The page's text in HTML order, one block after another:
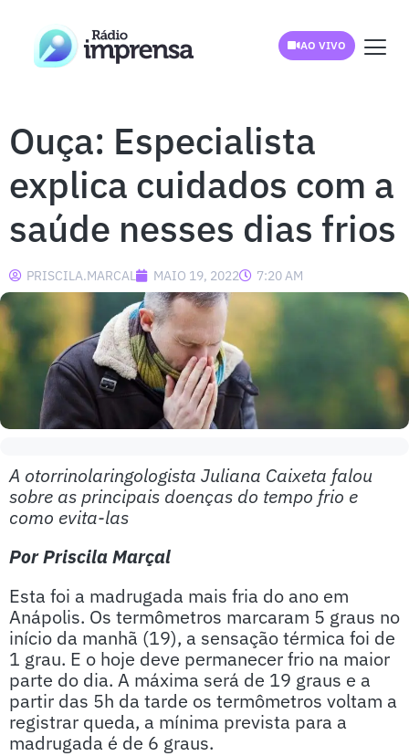
AO VIVO
Ouça: Especialista
explica cuidados com a
saúde nesses dias frios
PRISCILA.MARCAL MAIO 19, 2022 7:20 AM
A otorrinolaringologista Juliana Caixeta falou
sobre as principais doenças do tempo frio e
como evita-las
Por Priscila Marçal
Esta foi a madrugada mais fria do ano em
Anápolis. Os termômetros marcaram 5 graus no
início da manhã (19), a sensação térmica foi de
1 grau. E o hoje deve permanecer frio na maior
parte do dia. A máxima será de 19 graus e a
partir das 5h da tarde os termômetros voltam a
registrar queda, a mínima prevista para a
madrugada é de 6 graus.